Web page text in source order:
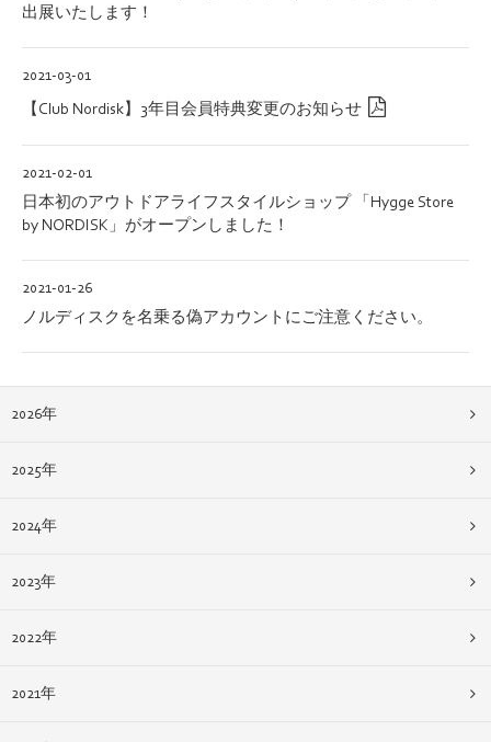
出展いたします！
2021-03-01
【Club Nordisk】3年目会員特典変更のお知らせ
2021-02-01
日本初のアウトドアライフスタイルショップ 「Hygge Store
by NORDISK」がオープンしました！
2021-01-26
ノルディスクを名乗る偽アカウントにご注意ください。
2026年
2025年
2024年
2023年
2022年
2021年